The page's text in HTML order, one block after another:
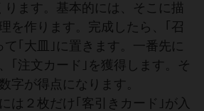
ります。基本的には、そこに描
を作ります。完成したら、｢召
て｢大皿｣に置きます。一番先に
｢注文カード｣を獲得します。そ
字が得点になります。
は２枚だけ｢客引きカード｣が入